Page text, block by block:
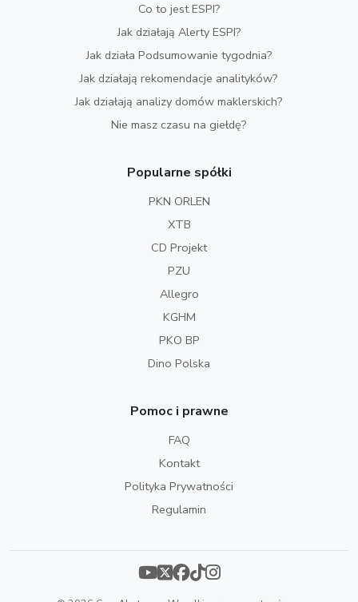
Co to jest ESPI?
Jak działają Alerty ESPI?
Jak działa Podsumowanie tygodnia?
Jak działają rekomendacje analityków?
Jak działają analizy domów maklerskich?
Nie masz czasu na giełdę?
Popularne spółki
PKN ORLEN
XTB
CD Projekt
PZU
Allegro
KGHM
PKO BP
Dino Polska
Pomoc i prawne
FAQ
Kontakt
Polityka Prywatności
Regulamin